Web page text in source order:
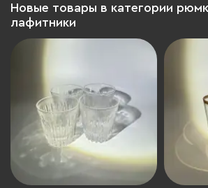
Новые товары в категории
лафитники